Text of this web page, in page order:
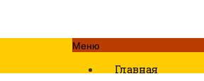
Меню
Главная